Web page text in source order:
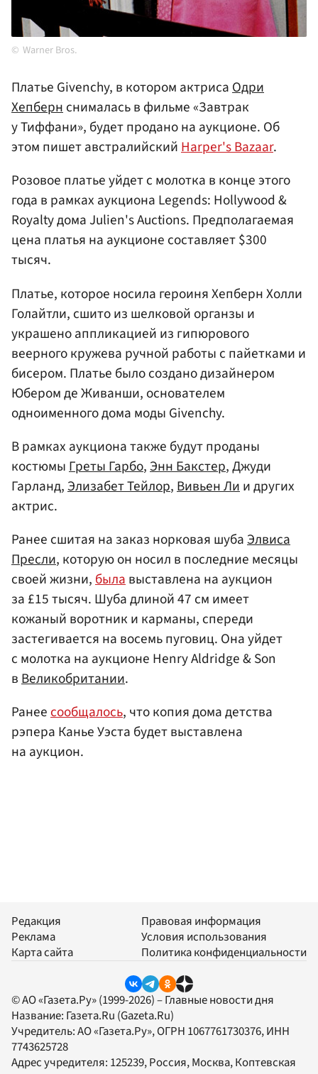
Warner Bros.
Платье Givenchy, в котором актрисаОдри
Хепбернснималась в фильме «Завтрак
у Тиффани», будет продано на аукционе. Об
этом пишет австралийскийHarper's Bazaar.
Розовое платье уйдет с молотка в конце этого
года в рамках аукциона Legends: Hollywood &
Royalty дома Julien's Auctions. Предполагаемая
цена платья на аукционе составляет $300
тысяч.
Платье, которое носила героиня Хепберн Холли
Голайтли, сшито из шелковой органзы и
украшено аппликацией из гипюрового
веерного кружева ручной работы с пайетками и
бисером. Платье было создано дизайнером
Юбером де Живанши, основателем
одноименного дома моды Givenchy.
В рамках аукциона также будут проданы
костюмыГреты Гарбо,Энн Бакстер, Джуди
Гарланд,Элизабет Тейлор,Вивьен Лии других
актрис.
Ранее сшитая на заказ норковая шубаЭлвиса
Пресли, которую он носил в последние месяцы
своей жизни,былавыставлена на аукцион
за £15 тысяч. Шуба длиной 47 см имеет
кожаный воротник и карманы, спереди
застегивается на восемь пуговиц. Она уйдет
с молотка на аукционе Henry Aldridge & Son
вВеликобритании.
Ранеесообщалось, что копия дома детства
рэпера Канье Уэста будет выставлена
на аукцион.
Редакция
Реклама
Карта сайта
Правовая информация
Условия использования
Политика конфиденциальности
© АО «Газета.Ру» (1999-2026) – Главные новости дня
Название: Газета.Ru (Gazeta.Ru)
Учредитель:АО «Газета.Ру», ОГРН 1067761730376, ИНН
7743625728
Адрес учредителя: 125239, Россия, Москва, Коптевская